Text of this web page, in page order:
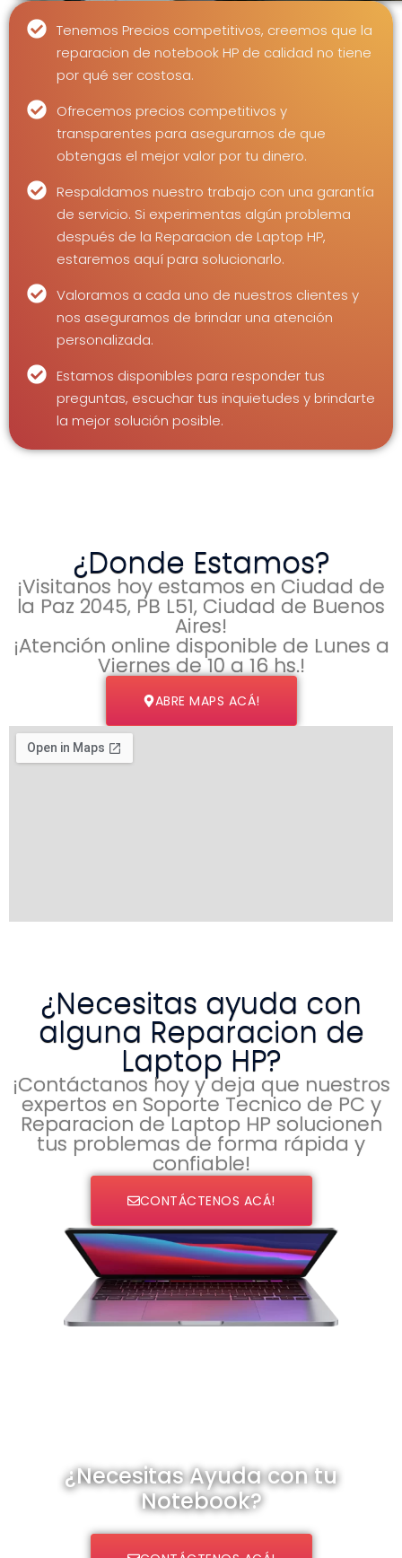
Tenemos Precios competitivos, creemos que la
reparacion de notebook HP de calidad no tiene
por qué ser costosa.
Ofrecemos precios competitivos y
transparentes para asegurarnos de que
obtengas el mejor valor por tu dinero.
Respaldamos nuestro trabajo con una garantía
de servicio. Si experimentas algún problema
después de la Reparacion de Laptop HP,
estaremos aquí para solucionarlo.
Valoramos a cada uno de nuestros clientes y
nos aseguramos de brindar una atención
personalizada.
Estamos disponibles para responder tus
preguntas, escuchar tus inquietudes y brindarte
la mejor solución posible.
¿Donde Estamos?
¡Visitanos hoy estamos en Ciudad de
la Paz 2045, PB L51, Ciudad de Buenos
Aires!
¡Atención online disponible de Lunes a
Viernes de 10 a 16 hs.!​
ABRE MAPS ACÁ!
¿Necesitas ayuda con
alguna Reparacion de
Laptop HP?
¡Contáctanos hoy y deja que nuestros
expertos en Soporte Tecnico de PC y
Reparacion de Laptop HP solucionen
tus problemas de forma rápida y
confiable!
CONTÁCTENOS ACÁ!
¿Necesitas Ayuda con tu
Notebook?